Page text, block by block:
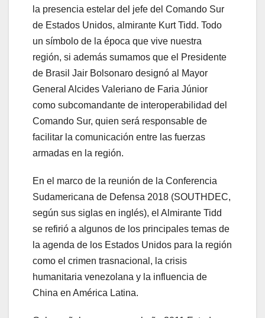
la presencia estelar del jefe del Comando Sur
de Estados Unidos, almirante Kurt Tidd. Todo
un símbolo de la época que vive nuestra
región, si además sumamos que el Presidente
de Brasil Jair Bolsonaro designó al Mayor
General Alcides Valeriano de Faria Júnior
como subcomandante de interoperabilidad del
Comando Sur, quien será responsable de
facilitar la comunicación entre las fuerzas
armadas en la región.
En el marco de la reunión de la Conferencia
Sudamericana de Defensa 2018 (SOUTHDEC,
según sus siglas en inglés), el Almirante Tidd
se refirió a algunos de los principales temas de
la agenda de los Estados Unidos para la región
como el crimen trasnacional, la crisis
humanitaria venezolana y la influencia de
China en América Latina.